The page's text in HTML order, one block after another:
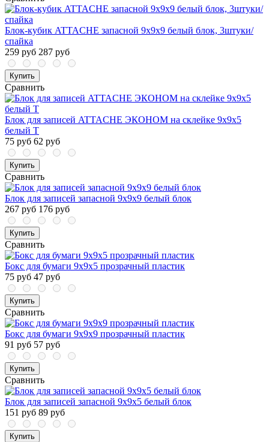
Блок-кубик ATTACHE запасной 9х9х9 белый блок, 3штуки/
спайка
259 руб 287 руб
Купить
Сравнить
Блок для записей ATTACHE ЭКОНОМ на склейке 9х9х5
белый Т
75 руб 62 руб
Купить
Сравнить
Блок для записей запасной 9х9х9 белый блок
267 руб 176 руб
Купить
Сравнить
Бокс для бумаги 9х9х5 прозрачный пластик
75 руб 47 руб
Купить
Сравнить
Бокс для бумаги 9х9х9 прозрачный пластик
91 руб 57 руб
Купить
Сравнить
Блок для записей запасной 9х9х5 белый блок
151 руб 89 руб
Купить